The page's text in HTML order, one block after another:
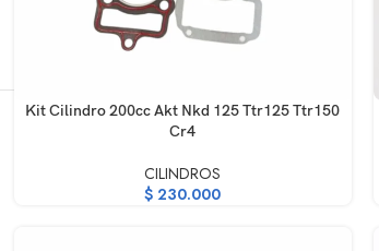
AÑADIR AL CARRITO
Kit Cilindro 200cc Akt Nkd 125 Ttr125 Ttr150
Cr4
CILINDROS
$ 230.000